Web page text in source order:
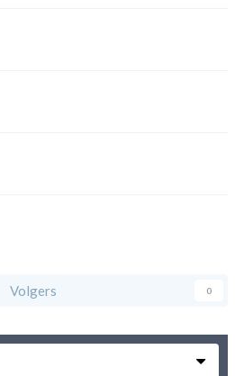
Volgers 0